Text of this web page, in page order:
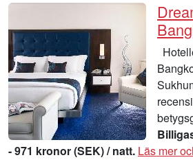
- 971 kronor (SEK) / natt. Läs mer